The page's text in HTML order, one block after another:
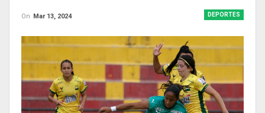
DEPORTES
On Mar 13, 2024